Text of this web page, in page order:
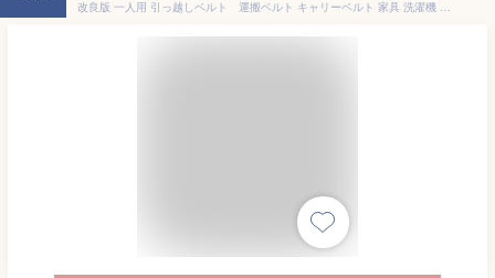
改良版 一人用 引っ越しベルト 運搬ベルト キャリーベルト 家具 洗濯機 段ボール 荷物 引っ越し 大型家具 運搬 単身用 背負い型